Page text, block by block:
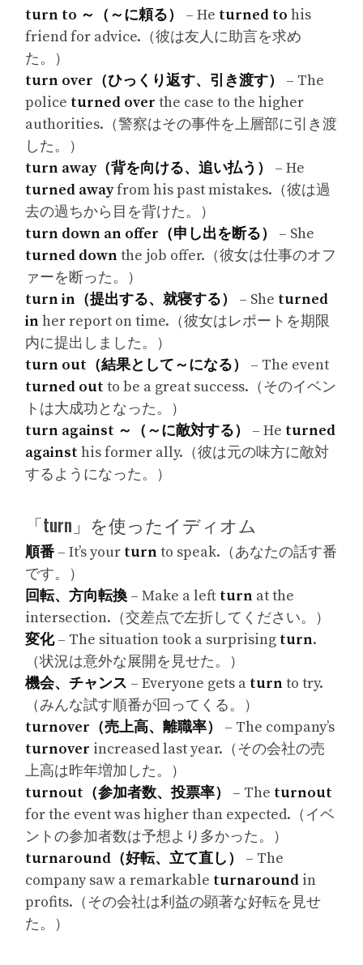
turn to ～（～に頼る）
– He turned to his
friend for advice.（彼は友人に助言を求め
た。）
turn over（ひっくり返す、引き渡す）
– The
police turned over the case to the higher
authorities.（警察はその事件を上層部に引き渡
した。）
turn away（背を向ける、追い払う）
– He
turned awayfrom his past mistakes.（彼は過
去の過ちから目を背けた。）
turn down an offer（申し出を断る）
– She
turned down the job offer.（彼女は仕事のオフ
ァーを断った。）
turn in（提出する、就寝する）
– She turned
in her report on time.（彼女はレポートを期限
内に提出しました。）
turn out（結果として～になる）
– The event
turned out to be a great success.（そのイベン
トは大成功となった。）
turn against ～（～に敵対する）
– He turned
against his former ally.（彼は元の味方に敵対
するようになった。）
「turn」を使ったイディオム
順番 – It’s your turn to speak.（あなたの話す番
です。）
回転、方向転換– Make a left turn at the
intersection.（交差点で左折してください。）
変化– The situation took a surprising turn.
（状況は意外な展開を見せた。）
機会、チャンス – Everyone gets a turn to try.
（みんな試す順番が回ってくる。）
turnover（売上高、離職率）
– The company’s
turnover increased last year.（その会社の売
上高は昨年増加した。）
turnout（参加者数、投票率）
– The turnout
for the event was higher than expected.（イベ
ントの参加者数は予想より多かった。）
turnaround（好転、立て直し）
– The
company saw a remarkable turnaround in
profits.（その会社は利益の顕著な好転を見せ
た。）